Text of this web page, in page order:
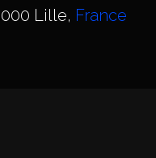
Lille, France